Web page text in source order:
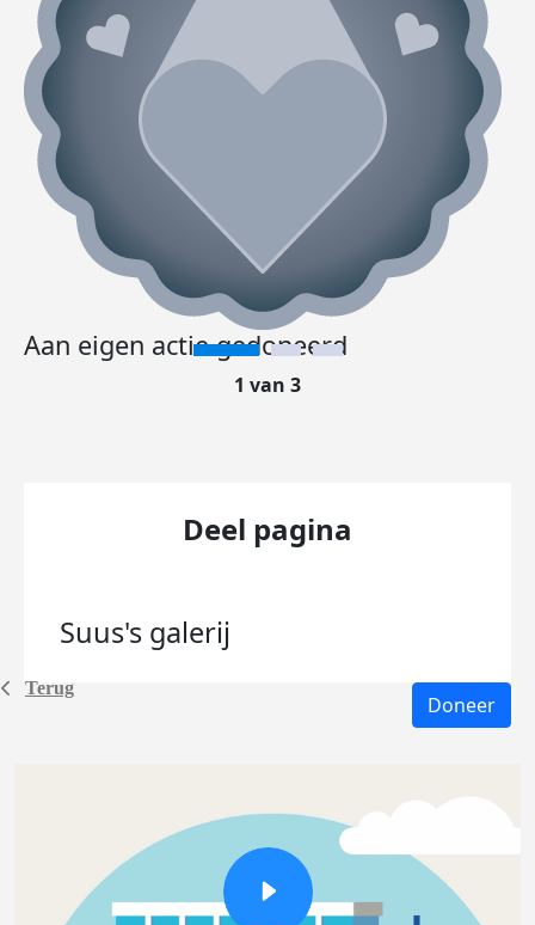
Terug
Aan eigen actie gedoneerd
1 van 3
Deel pagina
Suus's galerij
Doneer